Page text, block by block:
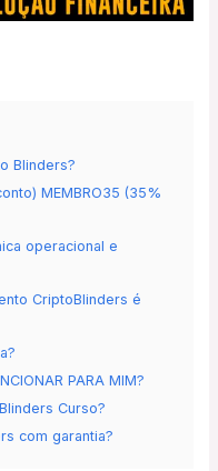
Blinders?
MEMBRO35 (35%
operacional e
CriptoBlinders é
PARA MIM?
Curso?
com garantia?